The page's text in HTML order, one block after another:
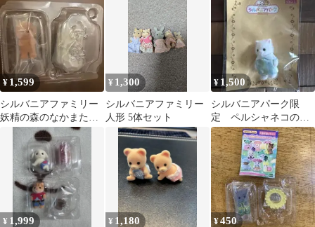
ん キノコ 小物
ール付き
¥ 1,599
シルバニアファミリー
妖精の森のなかまたち
ラッコ 赤ちゃん 岩
のコスチューム
¥ 1,300
シルバニアファミリー
人形 5体セット
¥ 1,500
シルバニアパーク限
定 ペルシャネコの赤
ちゃん
¥ 1,999 ¥ 1,180 ¥450